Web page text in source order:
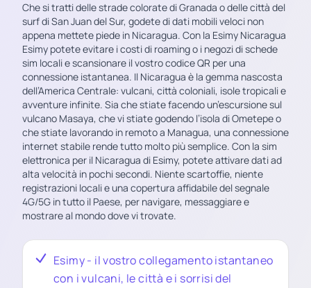
Che si tratti delle strade colorate di Granada o delle città del
surf di San Juan del Sur, godete di dati mobili veloci non
appena mettete piede in Nicaragua. Con la Esimy Nicaragua
Esimy potete evitare i costi di roaming o i negozi di schede
sim locali e scansionare il vostro codice QR per una
connessione istantanea. Il Nicaragua è la gemma nascosta
dell’America Centrale: vulcani, città coloniali, isole tropicali e
avventure infinite. Sia che stiate facendo un’escursione sul
vulcano Masaya, che vi stiate godendo l’isola di Ometepe o
che stiate lavorando in remoto a Managua, una connessione
internet stabile rende tutto molto più semplice. Con la sim
elettronica per il Nicaragua di Esimy, potete attivare dati ad
alta velocità in pochi secondi. Niente scartoffie, niente
registrazioni locali e una copertura affidabile del segnale
4G/5G in tutto il Paese, per navigare, messaggiare e
mostrare al mondo dove vi trovate.
Esimy - il vostro collegamento istantaneo
con i vulcani, le città e i sorrisi del